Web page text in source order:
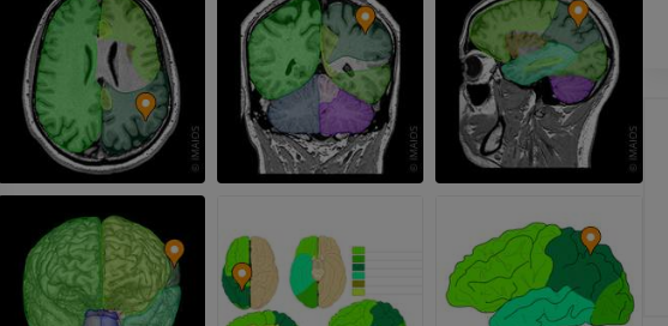
手部MRI
MRI
プレミアム
上肢X線
X線画像
プレミアム
上肢
膝 MRI
プレミアム
膝関節CT関節造影
プレミアム
足関節・後足部MRI